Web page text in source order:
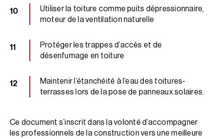
Utiliser la toiture comme puits dépressionnaire,
moteur de la ventilation naturelle
Protéger les trappes d’accès et de
désenfumage en toiture
Maintenir l’étanchéité à l’eau des toitures-
terrasses lors de la pose de panneaux solaires.
Ce document s’inscrit dans la volonté d’accompagner
les professionnels de la construction vers une meilleure